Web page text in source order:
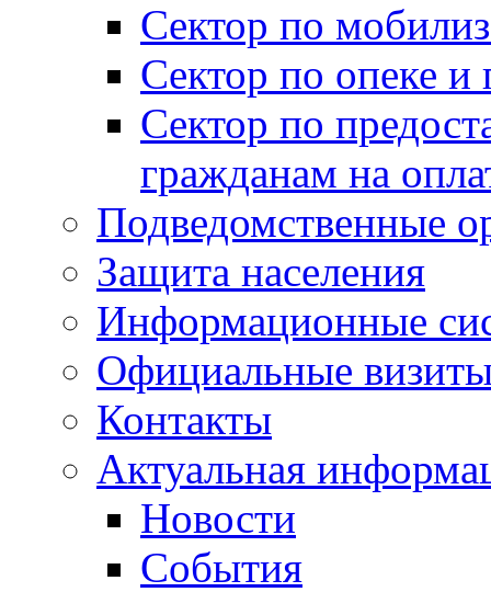
Сектор по
Сектор по опеке и
Сектор по
гражданам на
Подведомственные
Защита населения
Информационные
Официальные
Контакты
Актуальная
Новости
События